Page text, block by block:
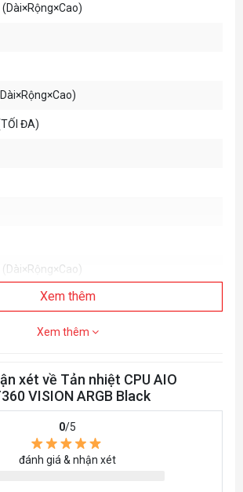
ĐA)
± 10%Xem thêm
Xem thêm
xét về Tản nhiệt CPU AIO
VISION ARGB Black
0/5
đánh giá & nhận xét